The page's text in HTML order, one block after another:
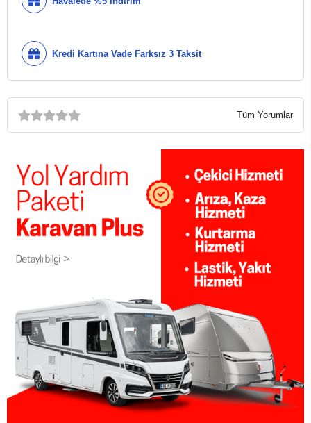
Kredi Kartına Vade Farksız 3 Taksit
Tüm Yorumlar